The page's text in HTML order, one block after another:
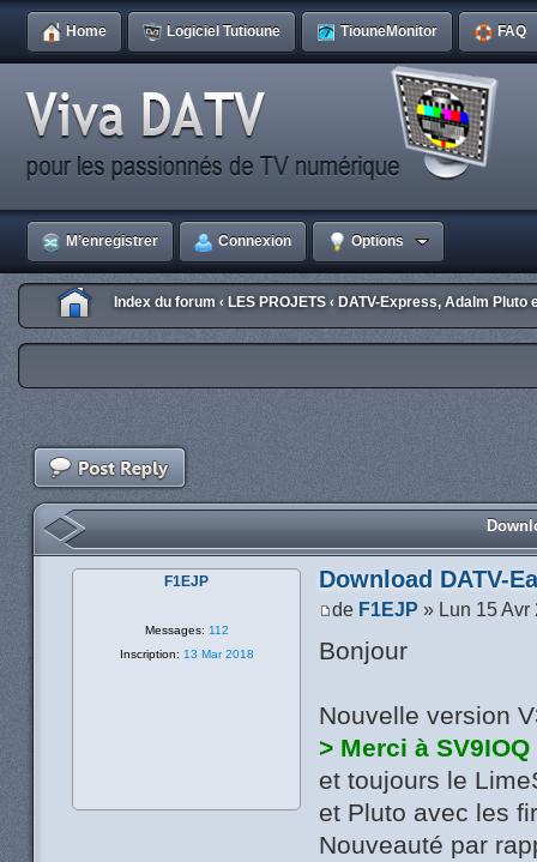
Home Logiciel Tutioune TiouneMonitor FAQ
M’enregistrer Connexion Options
Index du forum ‹ LES PROJETS ‹ DATV-Express, Adalm Pluto
Download DATV-
de F1EJP » Lun 15 Avr
Bonjour
Nouvelle version
> Merci à
et toujours le
et Pluto avec les
Nouveauté par
F1EJP
Messages: 112
Inscription: 13 Mar 2018